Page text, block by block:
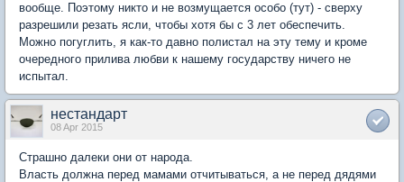
вообще. Поэтому никто и не возмущается особо (тут) - сверху
разрешили резать ясли, чтобы хотя бы с 3 лет обеспечить.
Можно погуглить, я как-то давно полистал на эту тему и кроме
очередного прилива любви к нашему государству ничего не
испытал.
нестандарт
08 Apr 2015
Страшно далеки они от народа.
Власть должна перед мамами отчитываться, а не перед дядями